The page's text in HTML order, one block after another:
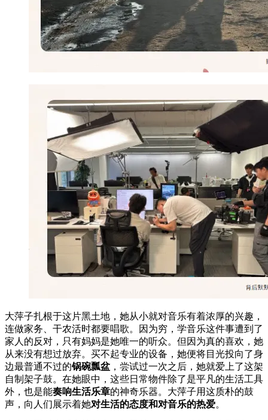
大萍子扎根于这片黑土地，她从小就对音乐有着浓厚的兴趣，
连做家务、干农活时都要唱歌。因为穷，学音乐这件事遭到了
家人的反对，只有妈妈是她唯一的听众。但因为真的喜欢，她
从来没有想过放弃。买不起专业的设备，她便将目光投向了身
边最普通不过的锅碗瓢盆 ，尝试过一次之后，她就爱上了这架
自制架子鼓。在她眼中，这些日常物件除了是平凡的生活工具
外，也是能奏响生活乐章的神奇乐器。大萍子用这质朴的鼓
声，向人们展示着她对生活的态度和对音乐的热爱。